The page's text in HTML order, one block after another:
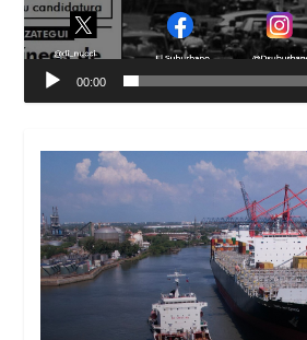
00:00